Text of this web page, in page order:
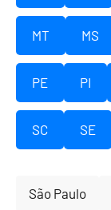
MT MS
PE PI
SC SE
São Paulo